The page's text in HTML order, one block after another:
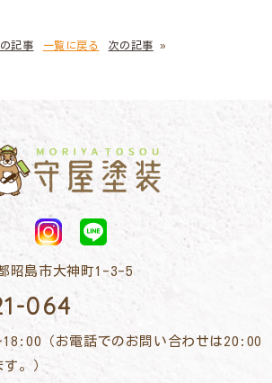
記事 一覧に戻る 次の記事 »
昭島市大神町1-3-5
064
（お電話でのお問い合わせは20:00
。）